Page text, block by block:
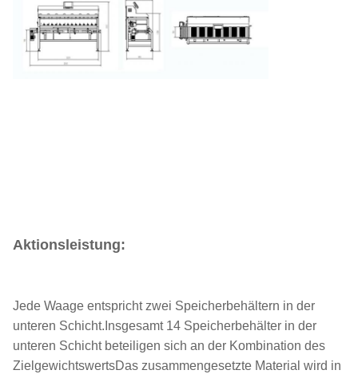
Aktionsleistung:
Jede Waage entspricht zwei Speicherbehältern in der
unteren Schicht.Insgesamt 14 Speicherbehälter in der
unteren Schicht beteiligen sich an der Kombination des
ZielgewichtswertsDas zusammengesetzte Material wird in